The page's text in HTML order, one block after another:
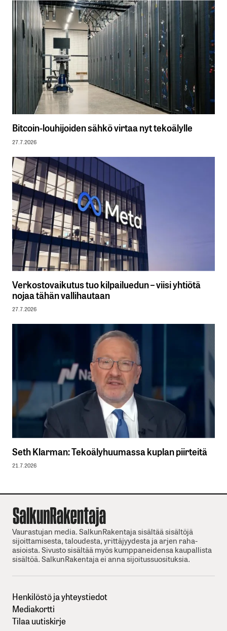
Bitcoin-louhijoiden sähkö virtaa nyt tekoälylle
27.7.2026
Verkostovaikutus tuo kilpailuedun – viisi yhtiötä
nojaa tähän vallihautaan
27.7.2026
Seth Klarman: Tekoälyhuumassa kuplan piirteitä
21.7.2026
Vaurastujan media. SalkunRakentaja sisältää sisältöjä
sijoittamisesta, taloudesta, yrittäjyydesta ja arjen raha-
asioista. Sivusto sisältää myös kumppaneidensa kaupallista
sisältöä. SalkunRakentaja ei anna sijoitussuosituksia.
Henkilöstö ja yhteystiedot
Mediakortti
Tilaa uutiskirje